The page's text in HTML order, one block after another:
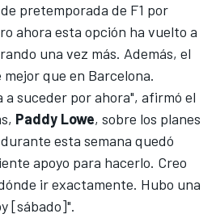
pretemporada de F1 por
ahora esta opción ha vuelto a
una vez más. Además, el
mejorque en Barcelona.
a suceder por ahora", afirmó el
Paddy Lowe, sobre los planes
esta semana quedó
apoyo para hacerlo. Creo
ir exactamente. Hubo una
[sábado]".